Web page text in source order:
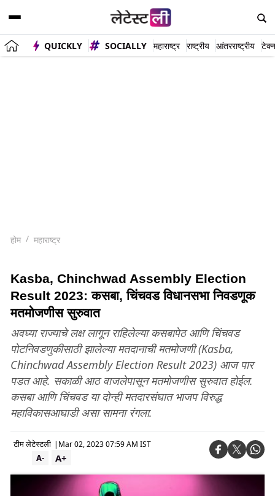
QUICKLY SOCIALLY महाराष्ट्र राष्ट्रीय आंतरराष्ट्रीय
होम महाराष्ट्र
Kasba, Chinchwad Assembly Election
Result 2023: कसबा, चिंचवड विधानसभा निवडणूक
मतमोजणीस सुरुवात
अवघ्या राज्याचे लक्ष लागून राहिलेल्या कसबापेठ आणि चिंचवड
पोटनिवडणुकीसाठी झालेल्या मतदानाची मतमोजणी (Kasba,
Chinchwad Assembly Election Result 2023) आज पार
पडत आहे. सकाळी आठ वाजलेपासून मतमोजणीस सुरुवात होईल.
कसबा आणि चिंचवड या दोन्ही मतदारसंघात भाजप विरुद्ध
महाविकासआघाडी असा सामना रंगला.
टीम लेटेस्टली | Mar 02, 2023 07:59 AM IST
A+
A-